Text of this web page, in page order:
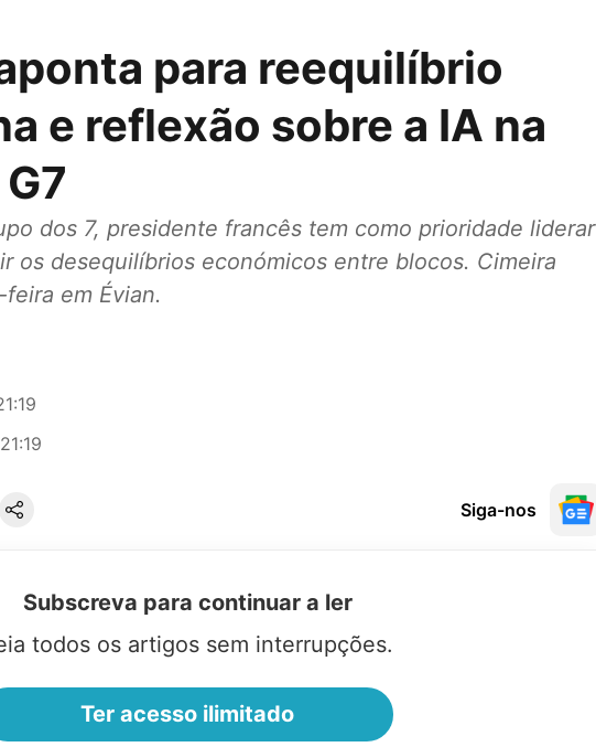
para reequilíbrio
e reflexão sobre a IA na
dos 7, presidente francês tem como prioridade liderar
os desequilíbrios económicos entre blocos. Cimeira
em Évian.
Siga-nos
Subscreva para continuar a ler
todos os artigos sem interrupções.
Ter acesso ilimitado